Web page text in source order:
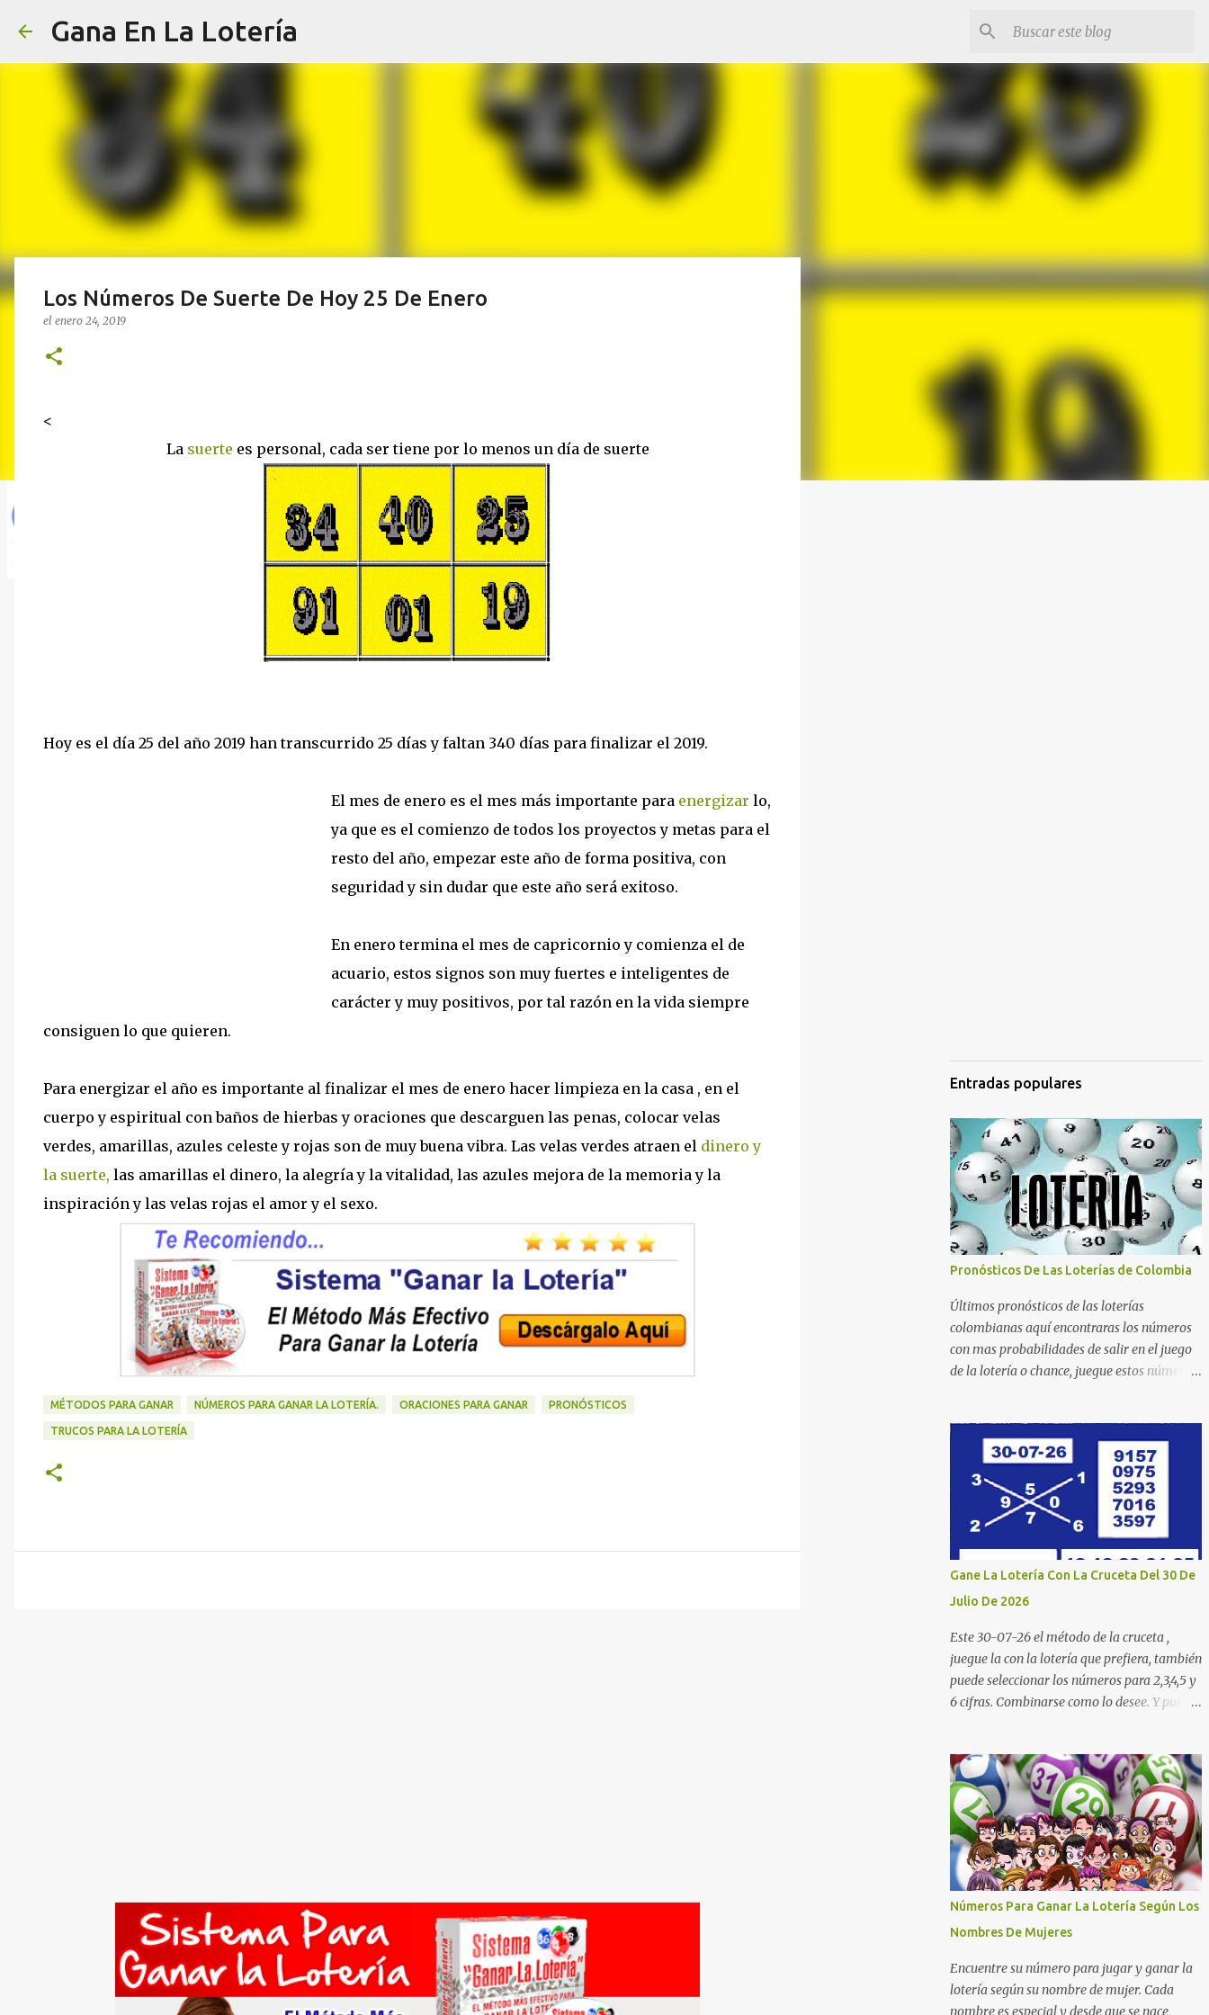
Gana En La Lotería
Los Números De Suerte De Hoy 25 De Enero
el enero 24, 2019
<
La suerte es personal, cada ser tiene por lo menos un día de suerte
Hoy es el día 25 del año 2019 han transcurrido 25 días y faltan 340 días para finalizar el 2019.
El mes de enero es el mes más importante para energizar lo,
ya que es el comienzo de todos los proyectos y metas para el
resto del año, empezar este año de forma positiva, con
seguridad y sin dudar que este año será exitoso.
En enero termina el mes de capricornio y comienza el de
acuario, estos signos son muy fuertes e inteligentes de
carácter y muy positivos, por tal razón en la vida siempre
consiguen lo que quieren.
Para energizar el año es importante al finalizar el mes de enero hacer limpieza en la casa , en el
cuerpo y espiritual con baños de hierbas y oraciones que descarguen las penas, colocar velas
verdes, amarillas, azules celeste y rojas son de muy buena vibra. Las velas verdes atraen el dinero y
la suerte, las amarillas el dinero, la alegría y la vitalidad, las azules mejora de la memoria y la
inspiración y las velas rojas el amor y el sexo.
MÉTODOS PARA GANAR NÚMEROS PARA GANAR LA LOTERÍA. ORACIONES PARA GANAR PRONÓSTICOS
TRUCOS PARA LA LOTERÍA
Entradas populares
Pronósticos De Las Loterías de Colombia
Últimos pronósticos de las loterías
colombianas aquí encontraras los números
con mas probabilidades de salir en el juego
de la lotería o chance, juegue estos números
Mucha suerte para todos y que se ganen ese
premio mayor. Dorado Día Dorado Tarde
Dorado Noche Cruz Roja Huila Manizales
Valle Bogotá Quindio Medellin Santander
Risaralda Boyacá Cundinamarca Tolima
Caribeña Dia Caribeña Noche Sinuano Dia
Sinuano Noche Paisita Dia Paisita Noche
Astro Sol Motilon Tarde Motilon Noche
Cauca Meta Cafeterito Tarde Cafeterito
Noche Chontico Dia Chontico Noche Extra
de Colombia Lotería Dorado Día: 6 5 2 8 9 9
7 2 Lotería Dorado Tarde: 5 0 7 3 1 1 1 2
9 4 4 6 1 1 7 Lotería De Manizales: 0 7 1 8 3 0
...
Gane La Lotería Con La Cruceta Del 30 De
Julio De 2026
Este 30-07-26 el método de la cruceta ,
juegue la con la lotería que prefiera, también
puede seleccionar los números para 2,3,4,5 y
6 cifras. Combinarse como lo desee. Y puedes
cruceta todos los días aquí:
https://goo.gl/b8STkN Encuentre los
mejores números en la cruceta del día 30-
07 de 2026. La cruceta le da la oportunidad
de escoger o combinar los números del día
para jugar en la lotería de cualquier país.
Son muchos los resultados exitosos de este
sistema. Aplique este sistema en loterías
como Powerball, Baloto, Miloto , chances de
Colombia, Nacional, Cash y otras-Pruebe
usted mismo y se sorprenderá de sus
resultados. La explicación gráfica de abajo,
Números Para Ganar La Lotería Según Los
Nombres De Mujeres
Encuentre su número para jugar y ganar la
lotería según su nombre de mujer. Cada
nombre es especial y desde que se nace,